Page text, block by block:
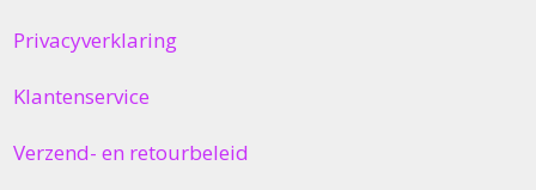
Privacyverklaring
Klantenservice
Verzend- en retourbeleid